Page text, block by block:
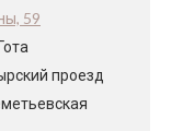
59
проезд